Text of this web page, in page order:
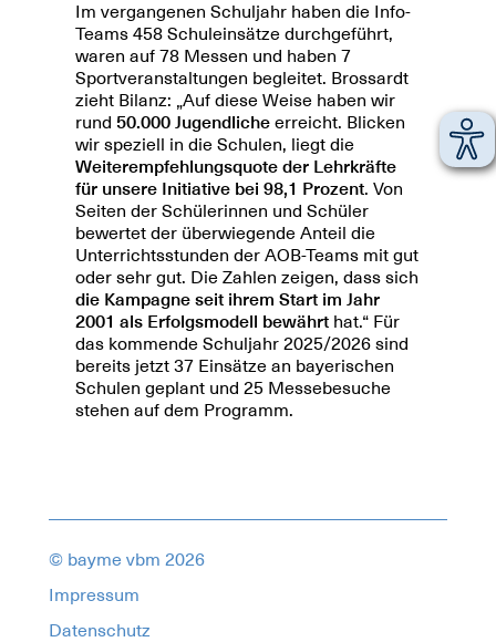
Im vergangenen Schuljahr haben die Info-
Teams 458 Schuleinsätze durchgeführt,
waren auf 78 Messen und haben 7
Sportveranstaltungen begleitet. Brossardt
zieht Bilanz: „Auf diese Weise haben wir
rund 50.000 Jugendliche erreicht. Blicken
wir speziell in die Schulen, liegt die
Weiterempfehlungsquote der Lehrkräfte
für unsere Initiative bei 98,1 Prozent. Von
Seiten der Schülerinnen und Schüler
bewertet der überwiegende Anteil die
Unterrichtsstunden der AOB-Teams mit gut
oder sehr gut. Die Zahlen zeigen, dass sich
die Kampagne seit ihrem Start im Jahr
2001 als Erfolgsmodell bewährt hat.“ Für
das kommende Schuljahr 2025/2026 sind
bereits jetzt 37 Einsätze an bayerischen
Schulen geplant und 25 Messebesuche
stehen auf dem Programm.
© bayme vbm 2026
Impressum
Datenschutz